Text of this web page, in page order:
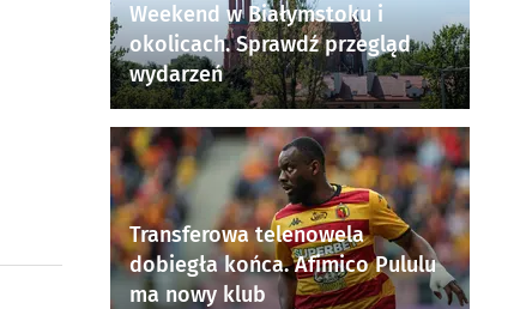
Weekend w Białymstoku i
okolicach. Sprawdź przegląd
wydarzeń
Transferowa telenowela
dobiegła końca. Afimico Pululu
ma nowy klub